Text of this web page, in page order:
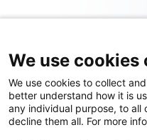
We use cookies
We use cookies to collect
better understand how it is
any individual purpose, to all
decline them all. For more